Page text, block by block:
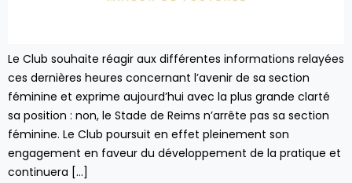
Le Club souhaite réagir aux différentes informations relayées
ces dernières heures concernant l’avenir de sa section
féminine et exprime aujourd’hui avec la plus grande clarté
sa position : non, le Stade de Reims n’arrête pas sa section
féminine. Le Club poursuit en effet pleinement son
engagement en faveur du développement de la pratique et
continuera […]